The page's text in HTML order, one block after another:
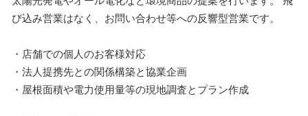
び込み営業はなく、お問い合わせ等への反響型営業です。
・店舗での個人のお客様対応
・法人提携先との関係構築と協業企画
・屋根面積や電力使用量等の現地調査とプラン作成